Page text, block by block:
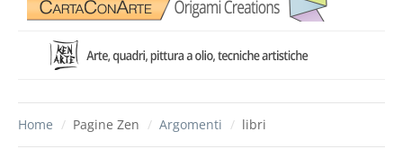
Home / Pagine Zen / Argomenti / libri